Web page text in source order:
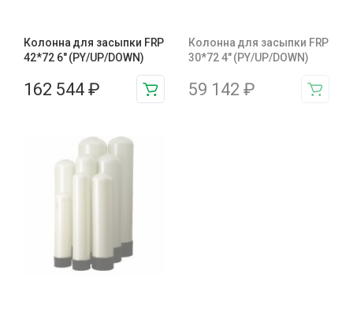
Колонна для засыпки FRP
42*72 6″ (PY/UP/DOWN)
162 544 ₽
Колонна для засыпки FRP
30*72 4″ (PY/UP/DOWN)
59 142 ₽